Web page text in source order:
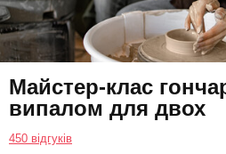
Майстер-клас
випалом для двох
450 відгуків